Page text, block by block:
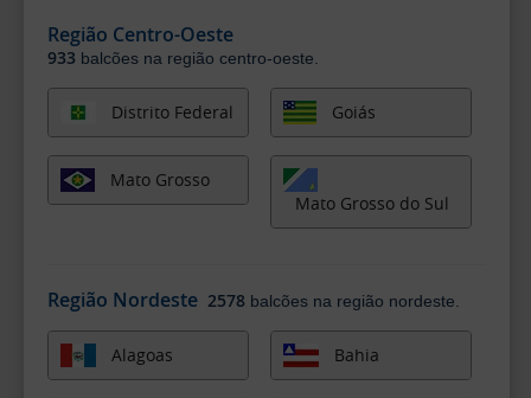
Região Centro-Oeste
933 balcões na região centro-oeste.
Distrito Federal Goiás
Mato Grosso
Mato Grosso do Sul
Região Nordeste 2578 balcões na região nordeste.
Alagoas Bahia